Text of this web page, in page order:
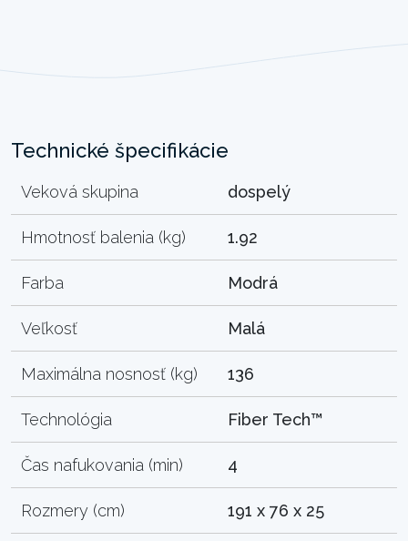
Technické špecifikácie
Veková skupina dospelý
Hmotnosť balenia (kg) 1.92
Farba Modrá
Veľkosť Malá
Maximálna nosnosť (kg) 136
Technológia Fiber Tech™
Čas nafukovania (min) 4
Rozmery (cm) 191 x 76 x 25